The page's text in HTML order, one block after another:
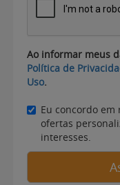
Ao informar meus
Política de
Uso.
Eu concordo em
ofertas
interesses.